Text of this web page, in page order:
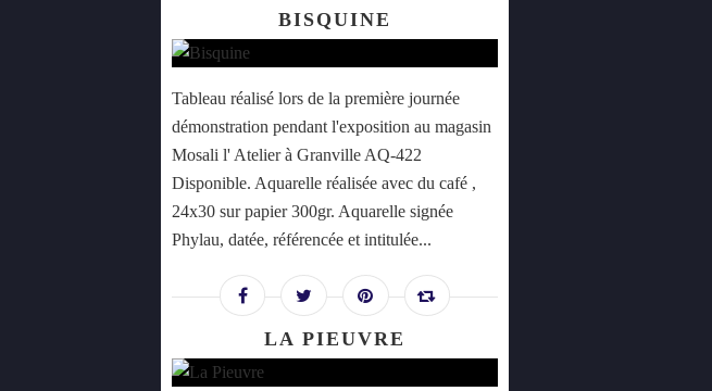
BISQUINE
Tableau réalisé lors de la première journée
démonstration pendant l'exposition au magasin
Mosali l' Atelier à Granville AQ-422
Disponible. Aquarelle réalisée avec du café ,
24x30 sur papier 300gr. Aquarelle signée
Phylau, datée, référencée et intitulée...
LA PIEUVRE